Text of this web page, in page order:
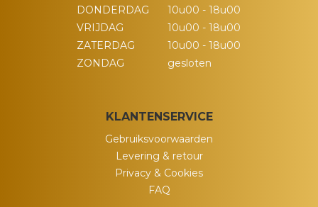
DONDERDAG
10u00 - 18u00
VRIJDAG
10u00 - 18u00
ZATERDAG
10u00 - 18u00
ZONDAG
gesloten
KLANTENSERVICE
Gebruiksvoorwaarden
Levering & retour
Privacy & Cookies
FAQ